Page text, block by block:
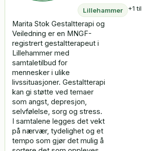
Lillehammer +1 til
Marita Stok Gestaltterapi og
Veiledning er en MNGF-
registrert gestaltterapeut i
Lillehammer med
samtaletilbud for
mennesker i ulike
livssituasjoner. Gestaltterapi
kan gi støtte ved temaer
som angst, depresjon,
selvfølelse, sorg og stress.
I samtalene legges det vekt
på nærvær, tydelighet og et
tempo som gjør det mulig å